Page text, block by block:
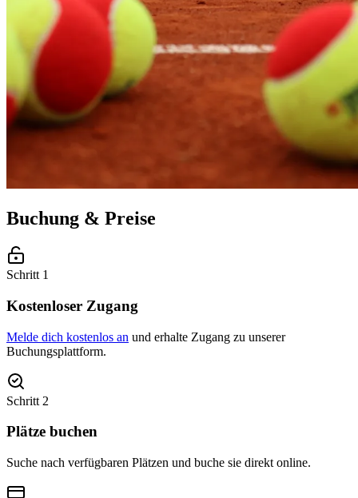
Buchung & Preise
Schritt 1
Kostenloser Zugang
Melde dich kostenlos an und erhalte Zugang zu unserer
Buchungsplattform.
Schritt 2
Plätze buchen
Suche nach verfügbaren Plätzen und buche sie direkt online.